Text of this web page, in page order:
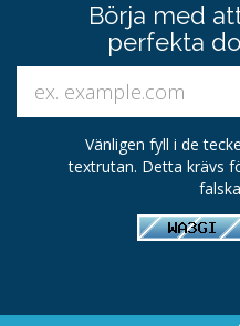
Börja med
perfekta
Vänligen fyll i de
textrutan. Detta krävs